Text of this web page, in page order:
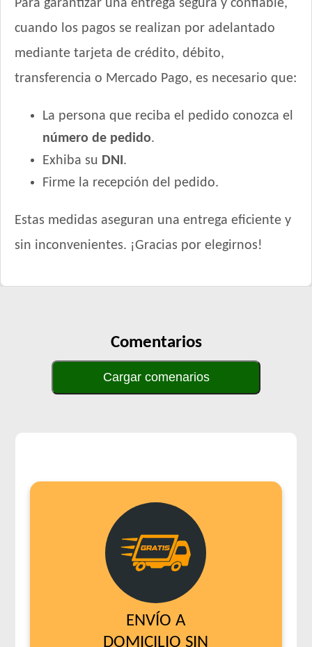
Nutribon Plus Perro Adulto Criadores
Nutribon Plus Perro Adulto Grande y Mediano
Nutribon Plus Perro Adulto Pequeño
Nutribon XQ Adulto de Raza Mediana y Grande
Nutribon XQ Raza Pequeña
Nutrique Skin Sensitivity
Old Prince Equilibrium Perro Adulto Control de peso Pollo y
Arroz
Old Prince Proteínas Noveles Perro Adulto Cerdo y Legumbres
Old Prince Proteínas Noveles Perro Adulto Cordero y Arroz
One Perro Adulto Medianos y Grandes Pollo y Cordero
One Perro Adulto Mini con Pollo y Carne
Pachá Adultos Mix Carne y Pollo
Pachá Perro Adulto Cocktail
Pampa Perro Adulto Mediano y Grande
Pedigree Perro Adulto Razas Pequeñas Sabor Carne Y
Para garantizar una entrega segura y confiable,
cuando los pagos se realizan por adelantado
mediante tarjeta de crédito, débito,
transferencia o Mercado Pago, es necesario que:
La persona que reciba el pedido conozca el
número de pedido.
Exhiba su DNI.
Firme la recepción del pedido.
Estas medidas aseguran una entrega eficiente y
sin inconvenientes. ¡Gracias por elegirnos!
Comentarios
Cargar comenarios
ENVÍO A
DOMICILIO SIN